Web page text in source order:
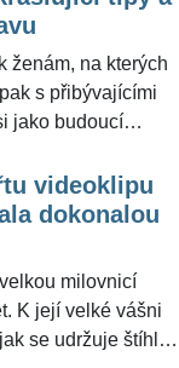
pro
ženám, na kterých
s přibývajícími
jako budoucí
práce věnuje.
diáře.
videoklipu
dokonalou
milovnicí
K její velké vášni
se udržuje štíhlá